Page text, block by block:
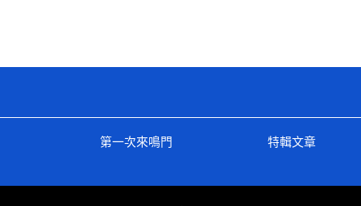
第一次來鳴門 特輯文章